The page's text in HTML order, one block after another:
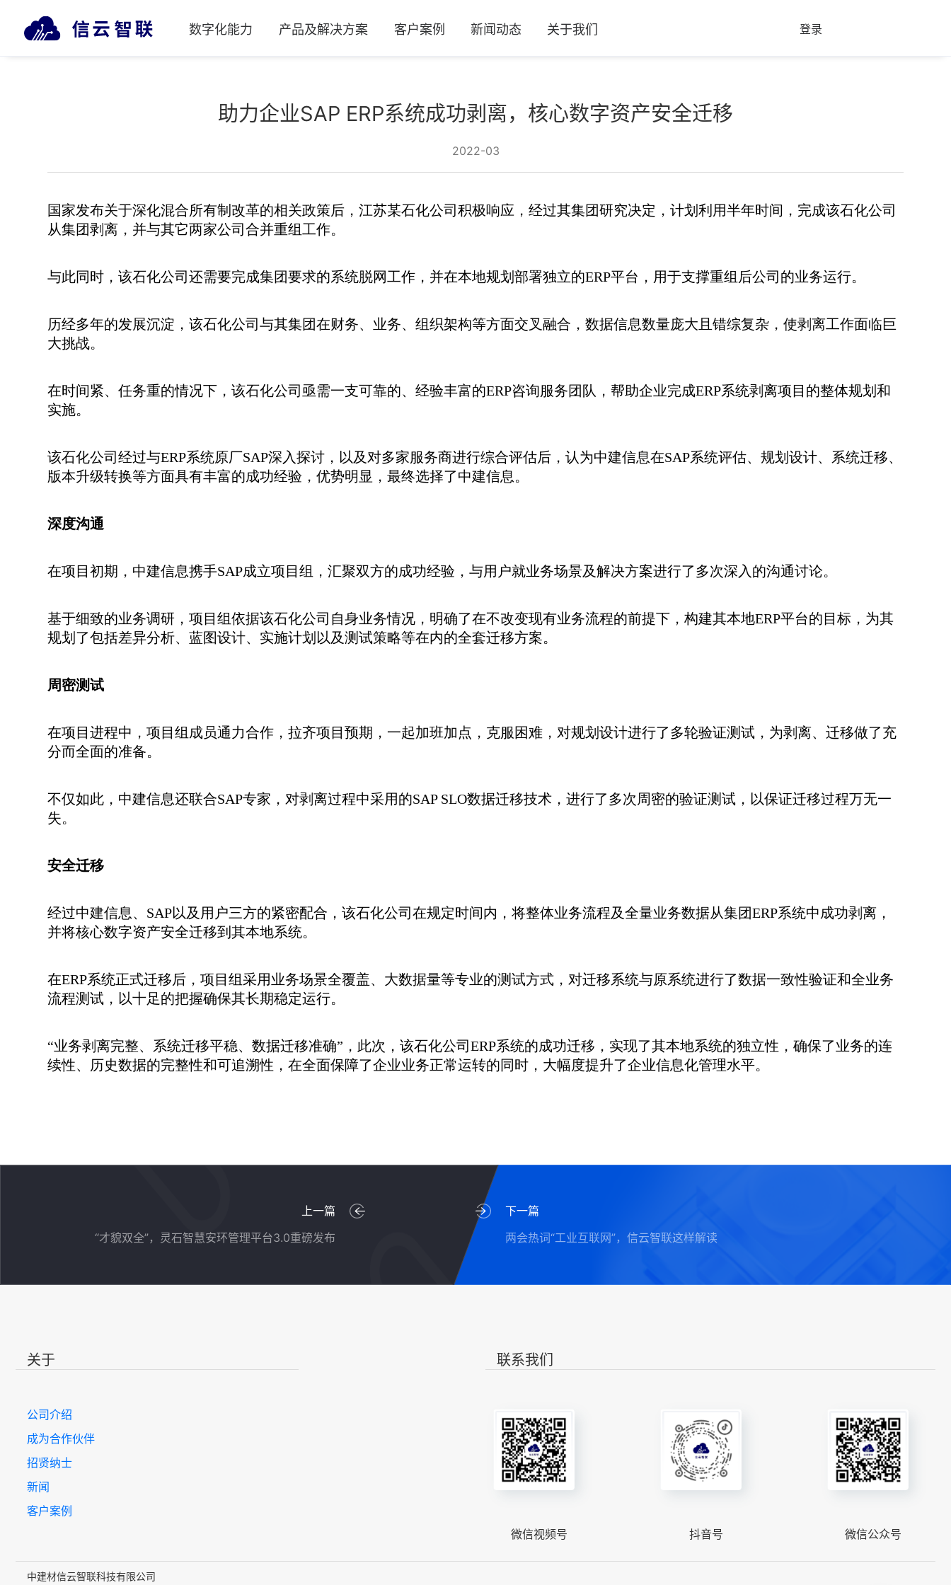
数字化能力 产品及解决方案 客户案例 新闻动态 关于我们 登录
助力企业SAP ERP系统成功剥离，核心数字资产安全迁移
2022-03
国家发布关于深化混合所有制改革的相关政策后，江苏某石化公司积极响应，经过其集团研究决定，计划利用半年时间，完成该石化公司
从集团剥离，并与其它两家公司合并重组工作。
与此同时，该石化公司还需要完成集团要求的系统脱网工作，并在本地规划部署独立的ERP平台，用于支撑重组后公司的业务运行。
历经多年的发展沉淀，该石化公司与其集团在财务、业务、组织架构等方面交叉融合，数据信息数量庞大且错综复杂，使剥离工作面临巨
大挑战。
在时间紧、任务重的情况下，该石化公司亟需一支可靠的、经验丰富的ERP咨询服务团队，帮助企业完成ERP系统剥离项目的整体规划和
实施。
该石化公司经过与ERP系统原厂SAP深入探讨，以及对多家服务商进行综合评估后，认为中建信息在SAP系统评估、规划设计、系统迁移、
版本升级转换等方面具有丰富的成功经验，优势明显，最终选择了中建信息。
深度沟通
在项目初期，中建信息携手SAP成立项目组，汇聚双方的成功经验，与用户就业务场景及解决方案进行了多次深入的沟通讨论。
基于细致的业务调研，项目组依据该石化公司自身业务情况，明确了在不改变现有业务流程的前提下，构建其本地ERP平台的目标，为其
规划了包括差异分析、蓝图设计、实施计划以及测试策略等在内的全套迁移方案。
周密测试
在项目进程中，项目组成员通力合作，拉齐项目预期，一起加班加点，克服困难，对规划设计进行了多轮验证测试，为剥离、迁移做了充
分而全面的准备。
不仅如此，中建信息还联合SAP专家，对剥离过程中采用的SAP SLO数据迁移技术，进行了多次周密的验证测试，以保证迁移过程万无一
失。
安全迁移
经过中建信息、SAP以及用户三方的紧密配合，该石化公司在规定时间内，将整体业务流程及全量业务数据从集团ERP系统中成功剥离，
并将核心数字资产安全迁移到其本地系统。
在ERP系统正式迁移后，项目组采用业务场景全覆盖、大数据量等专业的测试方式，对迁移系统与原系统进行了数据一致性验证和全业务
流程测试，以十足的把握确保其长期稳定运行。
“业务剥离完整、系统迁移平稳、数据迁移准确”，此次，该石化公司ERP系统的成功迁移，实现了其本地系统的独立性，确保了业务的连
续性、历史数据的完整性和可追溯性，在全面保障了企业业务正常运转的同时，大幅度提升了企业信息化管理水平。
上一篇
“才貌双全”，灵石智慧安环管理平台3.0重磅发布
下一篇
两会热词“工业互联网”，信云智联这样解读
关于
公司介绍
成为合作伙伴
招贤纳士
新闻
客户案例
联系我们
微信视频号 抖音号 微信公众号
中建材信云智联科技有限公司